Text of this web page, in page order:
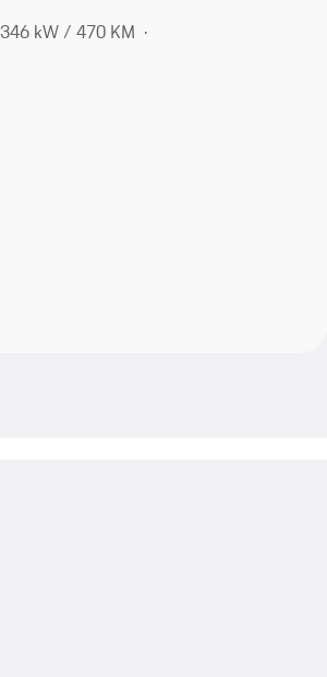
346 kW / 470 KM